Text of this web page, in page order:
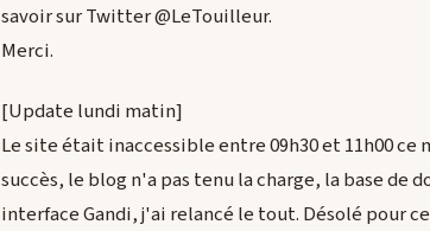
savoir sur Twitter @LeTouilleur.
Merci.
[Update lundi matin]
Le site était inaccessible entre 09h30 et 11h00
succès, le blog n'a pas tenu la charge, la base de
interface Gandi, j'ai relancé le tout. Désolé pour